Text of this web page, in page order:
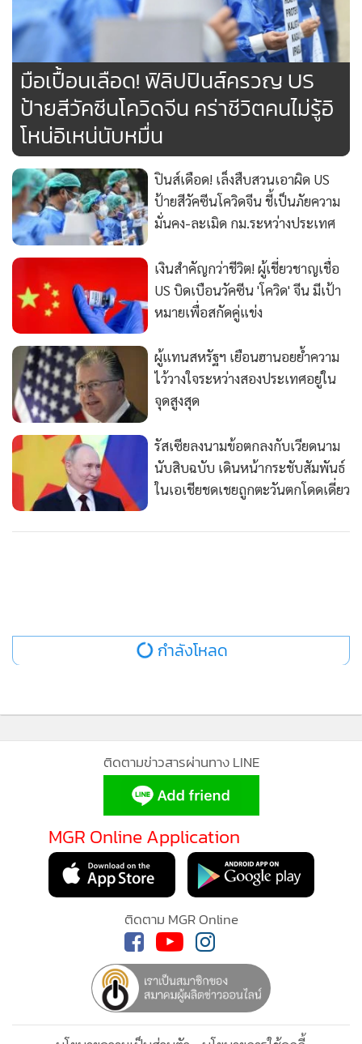
มือเปื้อนเลือด! ฟิลิปปินส์ครวญ US
ป้ายสีวัคซีนโควิดจีน คร่าชีวิตคนไม่รู้อิ
โหน่อิเหน่นับหมื่น
ปินส์เดือด! เล็งสืบสวนเอาผิด US
ป้ายสีวัคซีนโควิดจีน ชี้เป็นภัยความ
มั่นคง-ละเมิด กม.ระหว่างประเทศ
เงินสำคัญกว่าชีวิต! ผู้เชี่ยวชาญเชื่อ
US บิดเบือนวัคซีน 'โควิด' จีน มีเป้า
หมายเพื่อสกัดคู่แข่ง
ผู้แทนสหรัฐฯ เยือนฮานอยย้ำความ
ไว้วางใจระหว่างสองประเทศอยู่ใน
จุดสูงสุด
รัสเซียลงนามข้อตกลงกับเวียดนาม
นับสิบฉบับ เดินหน้ากระชับสัมพันธ์
ในเอเชียชดเชยถูกตะวันตกโดดเดี่ยว
กำลังโหลด
ติดตามข่าวสารผ่านทาง LINE
MGR Online Application
ติดตาม MGR Online